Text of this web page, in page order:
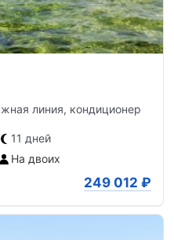
линия, кондиционер
11 дней
На двоих
249 012 ₽